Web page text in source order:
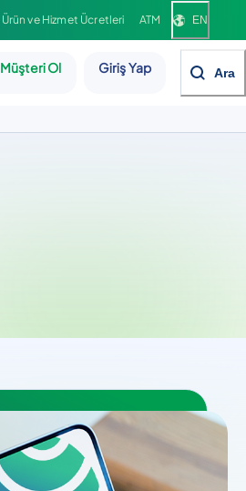
Ürün ve Hizmet Ücretleri ATM EN
Müşteri Ol Giriş Yap Ara